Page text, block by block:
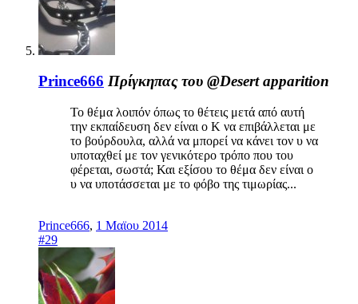
Prince666 Πρίγκηπας του @Desert apparition
Το θέμα λοιπόν όπως το θέτεις μετά από αυτή
την εκπαίδευση δεν είναι ο Κ να επιβάλλεται με
το βούρδουλα, αλλά να μπορεί να κάνει τον υ να
υποταχθεί με τον γενικότερο τρόπο που του
φέρεται, σωστά; Και εξίσου το θέμα δεν είναι ο
υ να υποτάσσεται με το φόβο της τιμωρίας...
Prince666, 1 Μαϊου 2014
#29